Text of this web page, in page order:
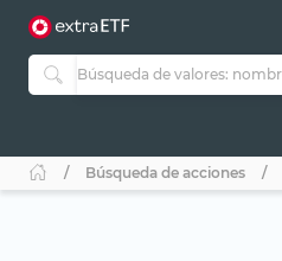
Búsqueda de acciones